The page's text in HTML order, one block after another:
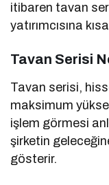
itibaren tavan
yatırımcısına
Tavan Serisi
Tavan serisi,
maksimum
işlem görmesi
şirketin
gösterir.